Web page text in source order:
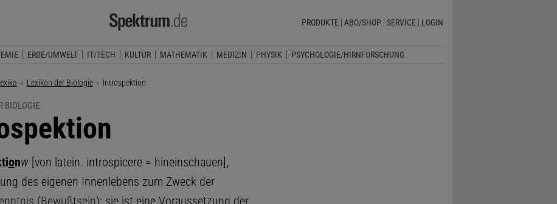
PRODUKTE ABO/SHOP SERVICE LOGIN
ERDE/UMWELT IT/TECH KULTUR MATHEMATIK MEDIZIN PHYSIK PSYCHOLOGIE/HIRNFORSCHUNG
Lexikon der Biologie Aktuelle Seite:
Introspektion
BIOLOGIE
onw[von latein. introspicere = hineinschauen],
des eigenen Innenlebens zum Zweck der
(Bewußtsein); sie ist eine Voraussetzung der